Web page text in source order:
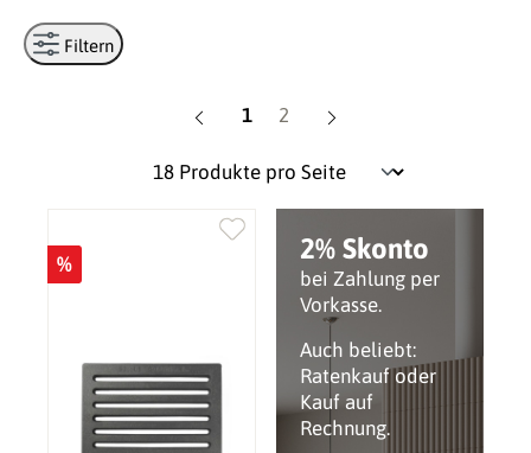
Filtern
Seite
1 Seite
2
2% Skonto
bei Zahlung per
Vorkasse.
Auch beliebt:
Ratenkauf oder
Kauf auf
Rechnung.
%